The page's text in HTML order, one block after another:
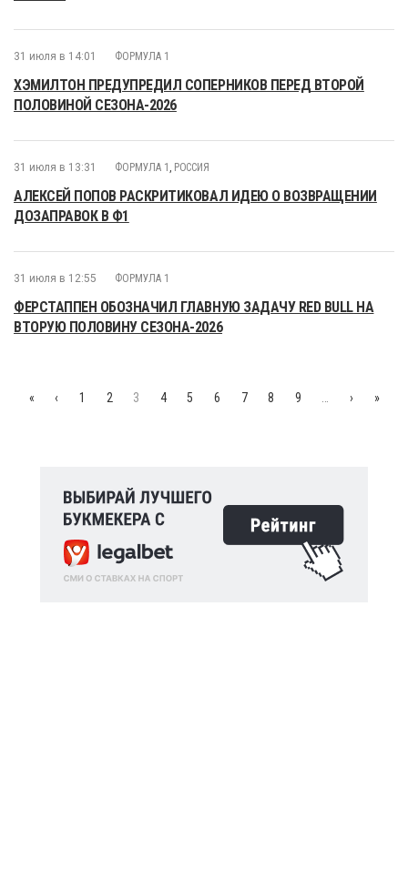
31 июля в 14:01 ФОРМУЛА 1
ХЭМИЛТОН ПРЕДУПРЕДИЛ СОПЕРНИКОВ ПЕРЕД ВТОРОЙ
ПОЛОВИНОЙ СЕЗОНА-2026
31 июля в 13:31 ФОРМУЛА 1 , РОССИЯ
АЛЕКСЕЙ ПОПОВ РАСКРИТИКОВАЛ ИДЕЮ О ВОЗВРАЩЕНИИ
ДОЗАПРАВОК В Ф1
31 июля в 12:55 ФОРМУЛА 1
ФЕРСТАППЕН ОБОЗНАЧИЛ ГЛАВНУЮ ЗАДАЧУ RED BULL НА
ВТОРУЮ ПОЛОВИНУ СЕЗОНА-2026
« ‹ 1 2 3 4 5 6 7 8 9 › »